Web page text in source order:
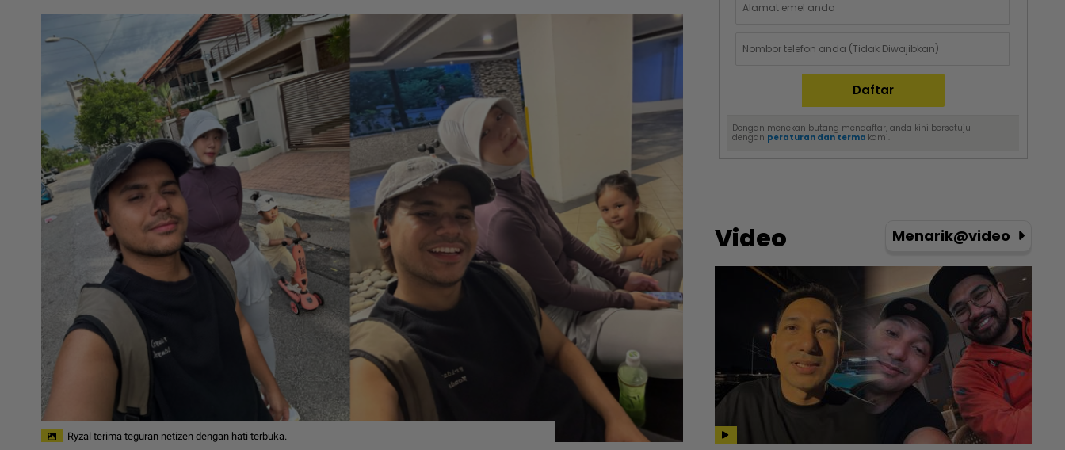
Ryzal terima teguran netizen dengan hati terbuka.
Dengan menekan butang mendaftar, anda kini bersetuju
dengan peraturan dan terma kami.
Video Menarik@video